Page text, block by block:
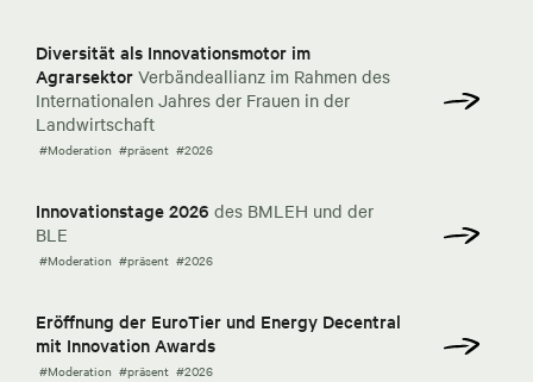
Diversität als Innovationsmotor im
Agrarsektor Verbändeallianz im Rahmen des
Internationalen Jahres der Frauen in der
Landwirtschaft
#Moderation #präsent #2026
Innovationstage 2026 des BMLEH und der
BLE
#Moderation #präsent #2026
Eröffnung der EuroTier und Energy Decentral
mit Innovation Awards
#Moderation #präsent #2026